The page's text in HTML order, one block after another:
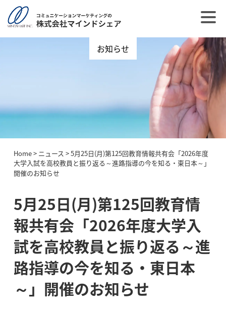
お知らせ
Home> ニュース >5月25日(月)第125回教育情報共有会「2026年度
大学入試を高校教員と振り返る～進路指導の今を知る・東日本～」
開催のお知らせ
5月25日(月)第125回教育情
報共有会「2026年度大学入
試を高校教員と振り返る～進
路指導の今を知る・東日本
～」開催のお知らせ